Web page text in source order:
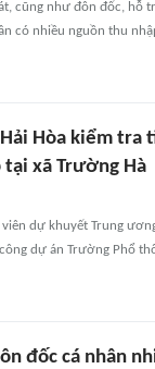
cũng như đôn đốc,
có nhiều nguồn thu
Hòa kiểm tra
xã Trường Hà
dự khuyết Trung
dự án Trường Phổ
đốc cá nhân